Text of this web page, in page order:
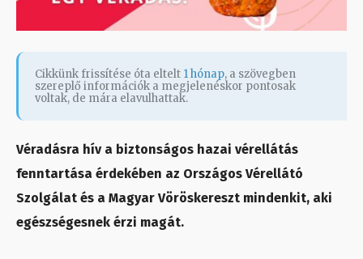
Cikkünk frissítése óta eltelt 1 hónap, a szövegben
szereplő információk a megjelenéskor pontosak
voltak, de mára elavulhattak.
Véradásra hív a biztonságos hazai vérellátás
fenntartása érdekében az Országos Vérellátó
Szolgálat és a Magyar Vöröskereszt mindenkit, aki
egészségesnek érzi magát.